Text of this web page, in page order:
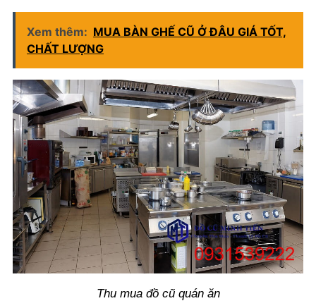
Xem thêm: MUA BÀN GHẾ CŨ Ở ĐÂU GIÁ TỐT,
CHẤT LƯỢNG
Thu mua đồ cũ quán ăn